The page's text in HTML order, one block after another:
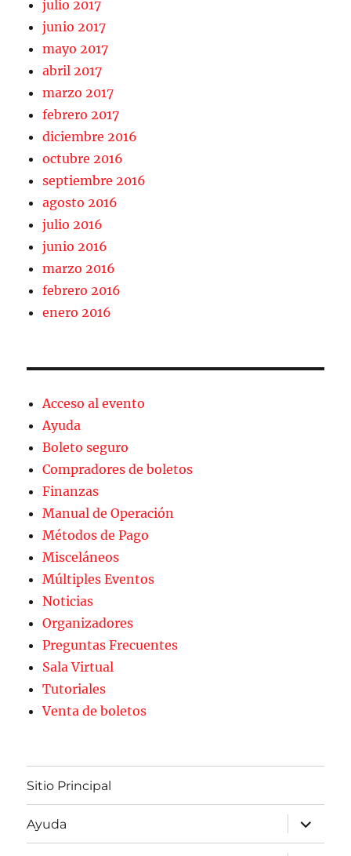
julio 2017
junio 2017
mayo 2017
abril 2017
marzo 2017
febrero 2017
diciembre 2016
octubre 2016
septiembre 2016
agosto 2016
julio 2016
junio 2016
marzo 2016
febrero 2016
enero 2016
Acceso al evento
Ayuda
Boleto seguro
Compradores de boletos
Finanzas
Manual de Operación
Métodos de Pago
Misceláneos
Múltiples Eventos
Noticias
Organizadores
Preguntas Frecuentes
Sala Virtual
Tutoriales
Venta de boletos
Sitio Principal
Ayuda
expande
el
menú